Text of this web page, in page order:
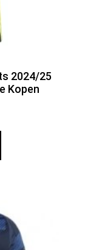
2024/25
Kopen